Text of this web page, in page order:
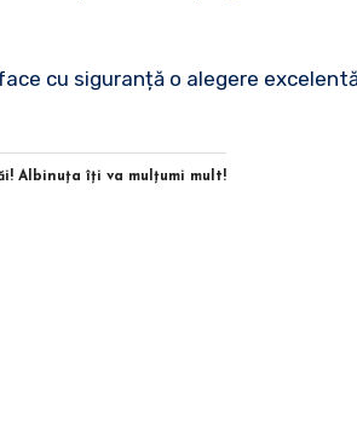
cu siguranță o alegere
Albinuţa îţi va mulţumi mult!